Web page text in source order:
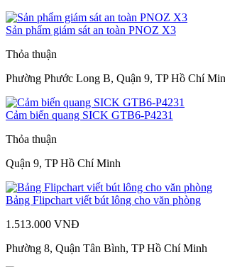
Sản phẩm giám sát an toàn PNOZ X3
Thỏa thuận
Phường Phước Long B, Quận 9, TP Hồ Chí
Cảm biến quang SICK GTB6-P4231
Thỏa thuận
Quận 9, TP Hồ Chí Minh
Bảng Flipchart viết bút lông cho văn phòng
1.513.000 VNĐ
Phường 8, Quận Tân Bình, TP Hồ Chí Minh